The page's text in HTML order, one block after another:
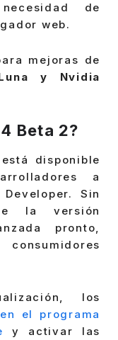
de
web.
mejoras de
y Nvidia
Beta 2?
está disponible
a
Sin
la versión
pronto,
los
el programa
y activar las